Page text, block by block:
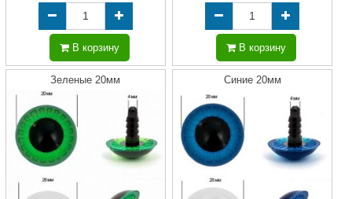
В корзину В корзину
Зеленые 20мм Синие 20мм